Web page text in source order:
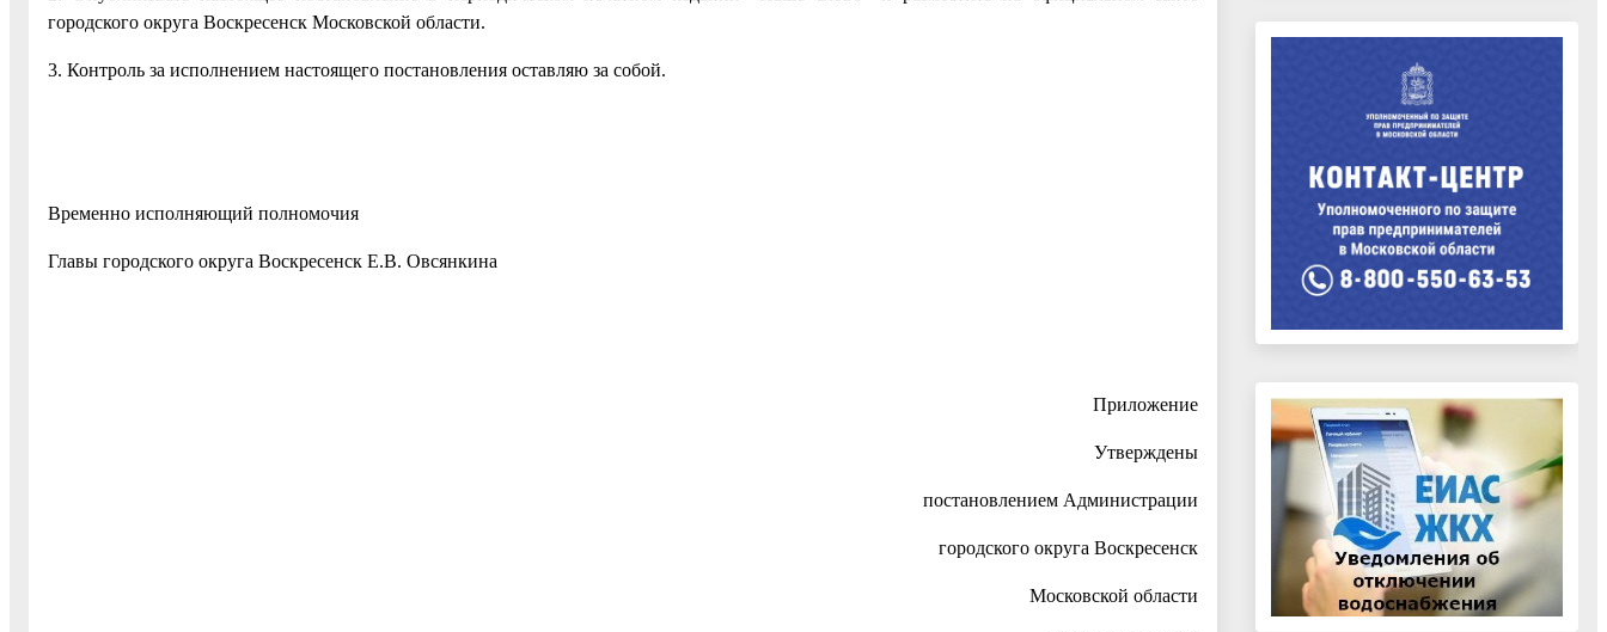
городского округа Воскресенск Московской области.
3. Контроль за исполнением настоящего постановления оставляю за собой.
Временно исполняющий полномочия
Главы городского округа Воскресенск Е.В. Овсянкина
Приложение
Утверждены
постановлением Администрации
городского округа Воскресенск
Московской области